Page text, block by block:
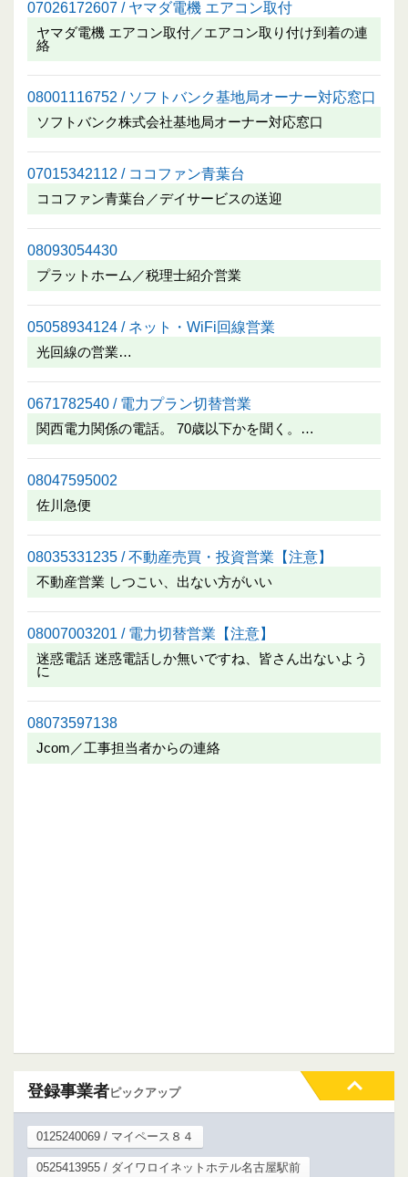
07026172607 / ヤマダ電機 エアコン取付
ヤマダ電機 エアコン取付／エアコン取り付け到着の連
絡
08001116752 / ソフトバンク基地局オーナー対応窓口
ソフトバンク株式会社基地局オーナー対応窓口
07015342112 / ココファン青葉台
ココファン青葉台／デイサービスの送迎
08093054430
プラットホーム／税理士紹介営業
05058934124 / ネット・WiFi回線営業
光回線の営業…
0671782540 / 電力プラン切替営業
関西電力関係の電話。 70歳以下かを聞く。…
08047595002
佐川急便
08035331235 / 不動産売買・投資営業【注意】
不動産営業 しつこい、出ない方がいい
08007003201 / 電力切替営業【注意】
迷惑電話 迷惑電話しか無いですね、皆さん出ないよう
に
08073597138
Jcom／工事担当者からの連絡
登録事業者ピックアップ
0125240069 / マイペース８４
0525413955 / ダイワロイネットホテル名古屋駅前